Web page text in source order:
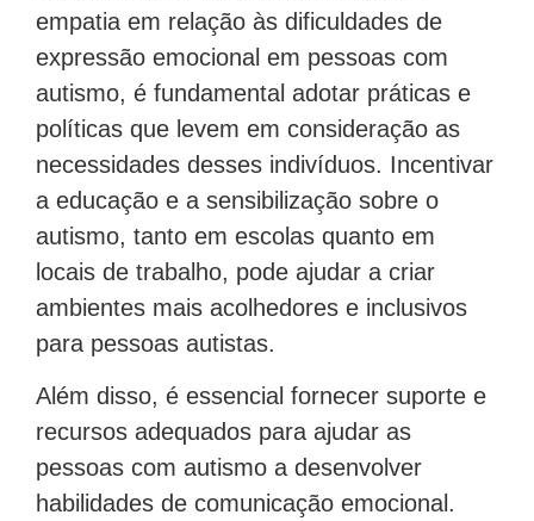
empatia em relação às dificuldades de
expressão emocional em pessoas com
autismo, é fundamental adotar práticas e
políticas que levem em consideração as
necessidades desses indivíduos. Incentivar
a educação e a sensibilização sobre o
autismo, tanto em escolas quanto em
locais de trabalho, pode ajudar a criar
ambientes mais acolhedores e inclusivos
para pessoas autistas.
Além disso, é essencial fornecer suporte e
recursos adequados para ajudar as
pessoas com autismo a desenvolver
habilidades de comunicação emocional.